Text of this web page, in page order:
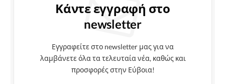
Κάντε εγγραφή στο
newsletter
Εγγραφείτε στο newsletter μας για να
λαμβάνετε όλα τα τελευταία νέα, καθώς και
προσφορές στην Εύβοια!